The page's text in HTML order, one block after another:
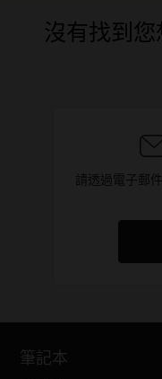
沒有找到
請透過電子郵
筆記本